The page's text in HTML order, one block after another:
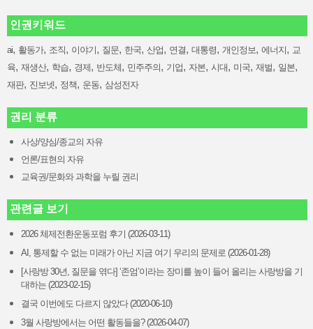
인권키워드
ai, 활동가, 조직, 이야기, 질문, 한국, 산업, 연결, 대통령, 개인정보, 에너지, 교
육, 재생산, 학습, 경제, 반도체, 민주주의, 기업, 자본, 시대, 미국, 재벌, 일본,
재판, 진보넷, 정책, 운동, 삼성전자
권리 분류
사상/양심/종교의 자유
언론/표현의 자유
교육권/문화와 과학을 누릴 권리
관련글 보기
2026 체제전환운동포럼 후기 (2026-03-11)
AI, 통제할 수 없는 미래가 아닌 지금 여기 우리의 문제로 (2026-01-28)
[사랑방 30년, 질문을 엮다] ‘존엄’이라는 장미를 높이 들어 올리는 사랑방을 기
대하는 (2023-02-15)
결국 이번에도 다르지 않았다 (2020-06-10)
3월 사랑방에서는 어떤 활동들을? (2026-04-07)